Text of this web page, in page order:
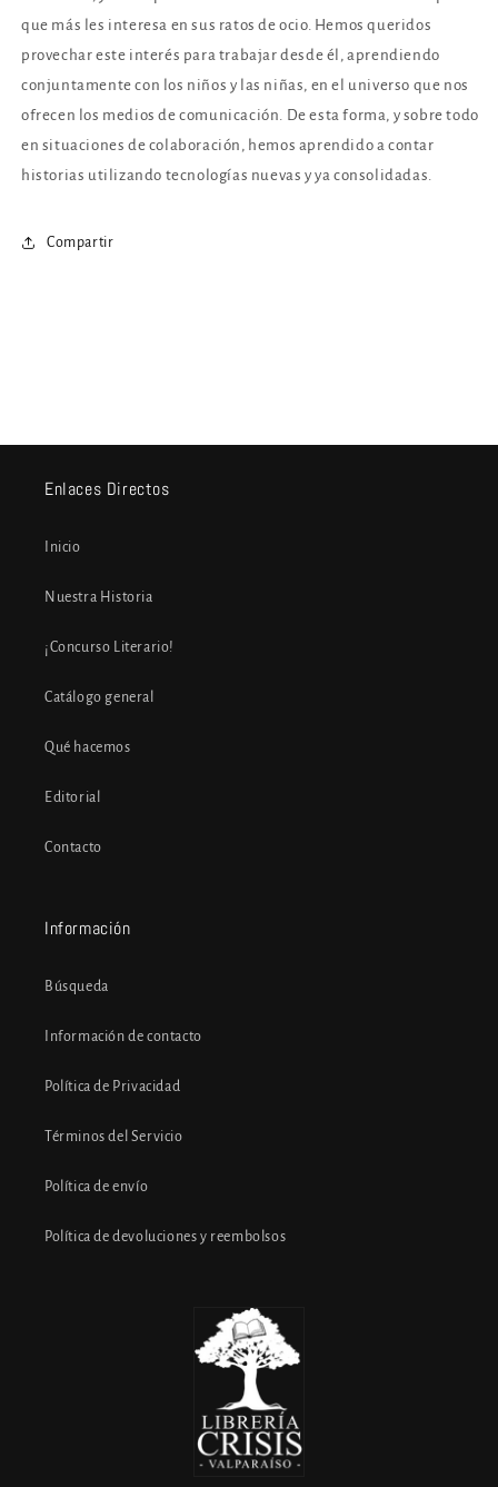
que más les interesa en sus ratos de ocio. Hemos queridos
provechar este interés para trabajar desde él, aprendiendo
conjuntamente con los niños y las niñas, en el universo que nos
ofrecen los medios de comunicación. De esta forma, y sobre todo
en situaciones de colaboración, hemos aprendido a contar
historias utilizando tecnologías nuevas y ya consolidadas.
Compartir
Enlaces Directos
Inicio
Nuestra Historia
¡Concurso Literario!
Catálogo general
Qué hacemos
Editorial
Contacto
Información
Búsqueda
Información de contacto
Política de Privacidad
Términos del Servicio
Política de envío
Política de devoluciones y reembolsos